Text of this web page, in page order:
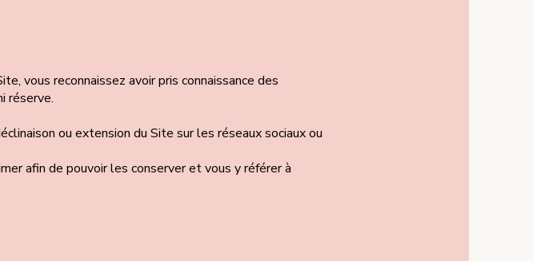
vous reconnaissez avoir pris connaissance des
réserve.
ou extension du Site sur les réseaux sociaux ou
afin de pouvoir les conserver et vous y référer à